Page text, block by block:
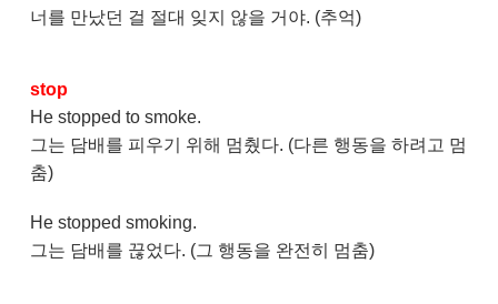
너를 만났던 걸 절대 잊지 않을 거야. (추억)
stop
He stopped to smoke.
그는 담배를 피우기 위해 멈췄다. (다른 행동을 하려고 멈
춤)
He stopped smoking.
그는 담배를 끊었다. (그 행동을 완전히 멈춤)